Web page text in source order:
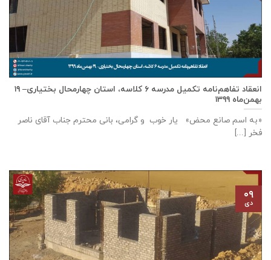
انعقاد تفاهم‌نامه تكميل مدرسه ٦ كلاسه، استان چهارمحال بختیاری– ۱۹
بهمن‌ماه ۱۳۹۹
«به اسم صانع محض» یار خوب و گرامی، بانی محترم جناب آقای ناصر
فخر [...]
۰۹
دی